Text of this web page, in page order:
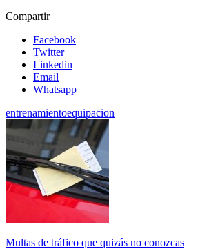
Compartir
Facebook
Twitter
Linkedin
Email
Whatsapp
entrenamientoequipacion
Multas de tráfico que quizás no conozcas